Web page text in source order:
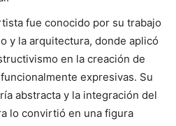
fue conocido por su trabajo
y la arquitectura, donde aplicó
en la creación de
expresivas. Su
abstracta y la integración del
lo convirtió en una figura